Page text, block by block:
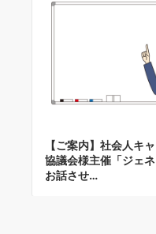
【ご案内】社会人キ
協議会様主催「ジェ
お話させ…